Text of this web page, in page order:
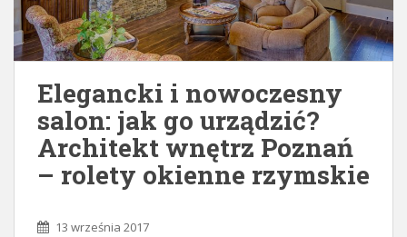
Elegancki i nowoczesny
salon: jak go urządzić?
Architekt wnętrz Poznań
– rolety okienne rzymskie
13 września 2017